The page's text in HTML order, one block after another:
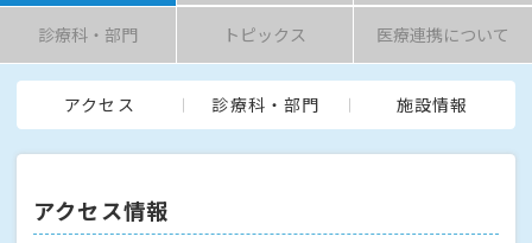
診療科・部門 トピックス 医療連携について
アクセス 診療科・部門 施設情報
アクセス情報